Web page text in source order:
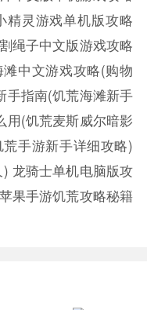
精灵游戏单机版攻略
割绳子中文版游戏攻略
滩中文游戏攻略(购物
手指南(饥荒海滩新手
用(饥荒麦斯威尔暗影
手游新手详细攻略)
) 龙骑士单机电脑版攻
苹果手游饥荒攻略秘籍